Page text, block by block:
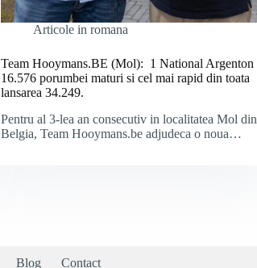
Articole in romana
Team Hooymans.BE (Mol): 1 National Argenton
16.576 porumbei maturi si cel mai rapid din toata
lansarea 34.249.
Pentru al 3-lea an consecutiv in localitatea Mol din
Belgia, Team Hooymans.be adjudeca o noua…
Blog
Contact